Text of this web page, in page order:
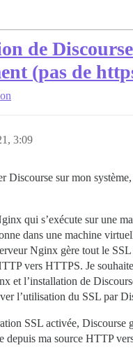
de
(pas de
3:09
Discourse sur mon
qui s’exécute sur une
dans une machine
Nginx gère tout le SSL
vers HTTPS. Je
et l’installation de
l’utilisation du SSL par
SSL activée, Discourse
depuis ma source HTTP